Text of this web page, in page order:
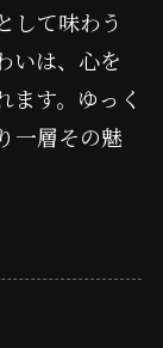
して味わう
いは、心を
ます。ゆっく
一層その魅